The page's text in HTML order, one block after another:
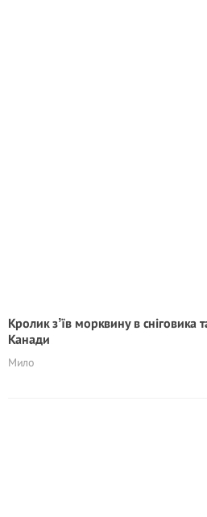
Кролик зʼїв морквину в
Канади
Мило